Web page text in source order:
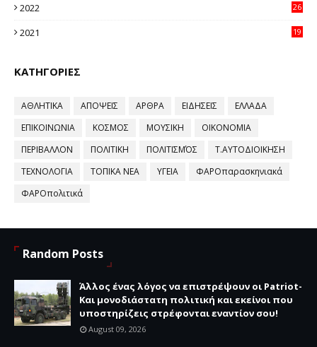
2022
26
2021
19
ΚΑΤΗΓΟΡΙΕΣ
ΑΘΛΗΤΙΚΑ ΑΠΟΨΕΙΣ ΑΡΘΡΑ ΕΙΔΗΣΕΙΣ
ΕΛΛΑΔΑ
ΕΠΙΚΟΙΝΩΝΙΑ
ΚΟΣΜΟΣ ΜΟΥΣΙΚΗ
ΟΙΚΟΝΟΜΙΑ
ΠΕΡΙΒΑΛΛΟΝ
ΠΟΛΙΤΙΚΗ ΠΟΛΙΤΙΣΜΌΣ
Τ.ΑΥΤΟΔΙΟΙΚΗΣΗ
ΤΕΧΝΟΛΟΓΙΑ
ΤΟΠΙΚΑ ΝΕΑ ΥΓΕΙΑ
ΦΑΡΟπαρασκηνιακά
ΦΑΡΟπολιτικά
Random Posts
Άλλος ένας λόγος να επιστρέψουν οι Patriot-
Και μονοδιάστατη πολιτική και εκείνοι που
υποστηρίζεις στρέφονται εναντίον σου!
August 09, 2026